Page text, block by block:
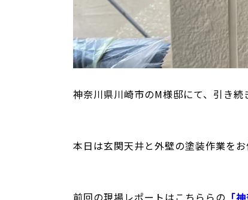
神奈川県川崎市のM様邸にて、引き
本日は玄関天井と外壁の塗装作業をお
前回の現場レポートはこちららの 「